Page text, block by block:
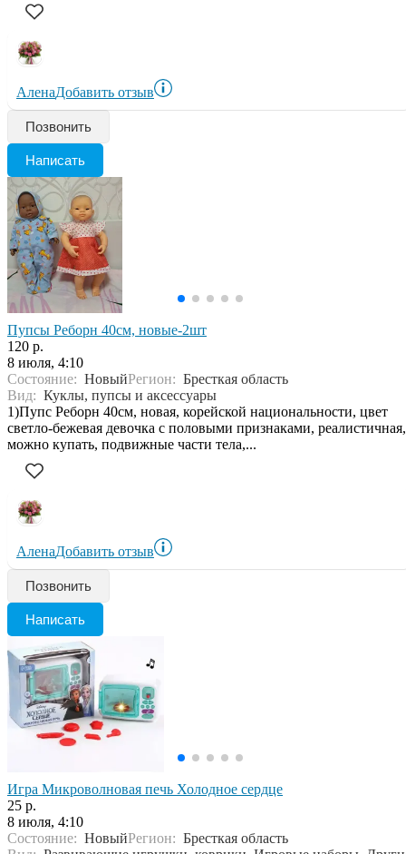
АленаДобавить отзыв
Позвонить
Написать
Пупсы Реборн 40см, новые-2шт
120 р.
8 июля, 4:10
Состояние: НовыйРегион: Бресткая область
Вид: Куклы, пупсы и аксессуары
1)Пупс Реборн 40см, новая, корейской национальности, цвет
светло-бежевая девочка с половыми признаками, реалистичная,
можно купать, подвижные части тела,...
АленаДобавить отзыв
Позвонить
Написать
Игра Микроволновая печь Холодное сердце
25 р.
8 июля, 4:10
Состояние: НовыйРегион: Бресткая область